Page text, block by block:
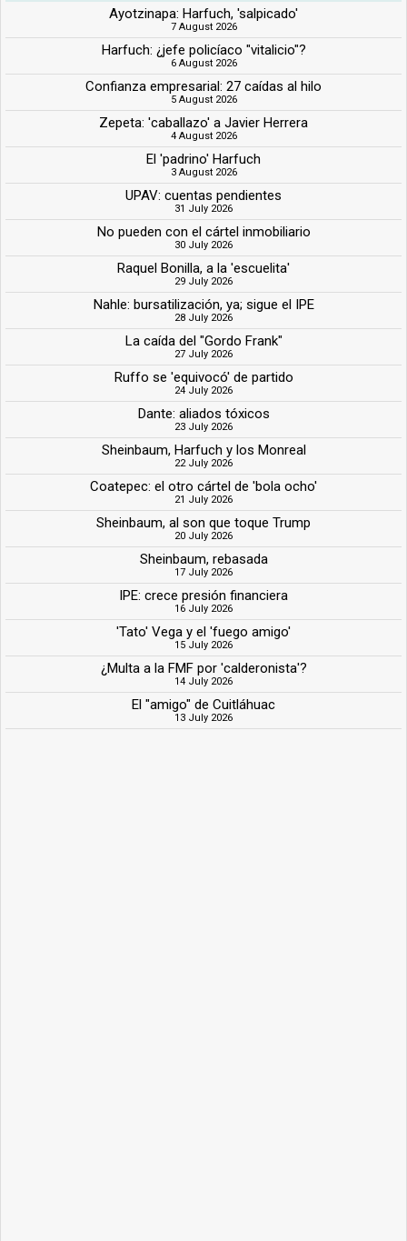
Ayotzinapa: Harfuch, 'salpicado'
7 August 2026
Harfuch: ¿jefe policíaco "vitalicio"?
6 August 2026
Confianza empresarial: 27 caídas al hilo
5 August 2026
Zepeta: 'caballazo' a Javier Herrera
4 August 2026
El 'padrino' Harfuch
3 August 2026
UPAV: cuentas pendientes
31 July 2026
No pueden con el cártel inmobiliario
30 July 2026
Raquel Bonilla, a la 'escuelita'
29 July 2026
Nahle: bursatilización, ya; sigue el IPE
28 July 2026
La caída del "Gordo Frank"
27 July 2026
Ruffo se 'equivocó' de partido
24 July 2026
Dante: aliados tóxicos
23 July 2026
Sheinbaum, Harfuch y los Monreal
22 July 2026
Coatepec: el otro cártel de 'bola ocho'
21 July 2026
Sheinbaum, al son que toque Trump
20 July 2026
Sheinbaum, rebasada
17 July 2026
IPE: crece presión financiera
16 July 2026
'Tato' Vega y el 'fuego amigo'
15 July 2026
¿Multa a la FMF por 'calderonista'?
14 July 2026
El "amigo" de Cuitláhuac
13 July 2026